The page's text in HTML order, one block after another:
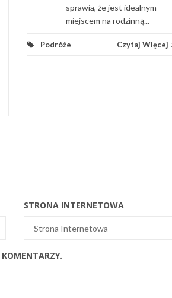
sprawia, że jest idealnym
miejscem na rodzinną...
Podróże Czytaj Więcej
STRONA INTERNETOWA